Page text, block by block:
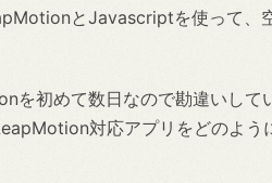
とJavascriptを使って、
を初めて数日なので勘違いして
対応アプリをどのよう